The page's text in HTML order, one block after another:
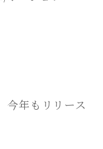
今年もリリース